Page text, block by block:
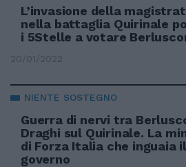
L’invasione della
nella battaglia Quirinale
i 5Stelle a votare
20/01/2022
NIENTE SOSTEGNO
Guerra di nervi tra
Draghi sul Quirinale. La
di Forza Italia che inguaia il
governo